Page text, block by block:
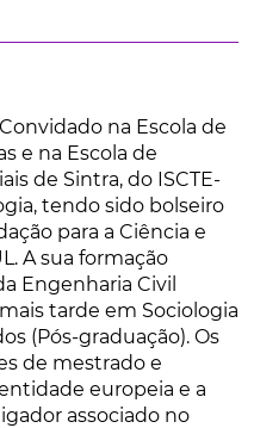
na Escola de
e na Escola de
de Sintra, do ISCTE-
tendo sido bolseiro
para a Ciência e
A sua formação
Engenharia Civil
tarde em Sociologia
(Pós-graduação). Os
de mestrado e
europeia e a
associado no